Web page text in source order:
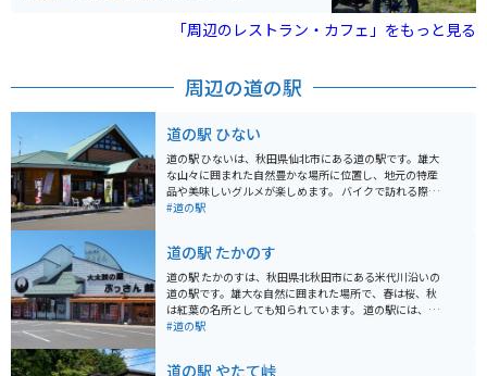
ーヒー休憩をとることができます。 自然を味わいなが
ら、まったりゆっくりとツーリングするには、とってお
体験などもおすすめです。また、長山街道から小岩井農
な桜並木が待ち受けています！夏の避暑もおすすめです
が、春のお花見と共にツーリングを楽しむこともできま
す！ 道中に整備されている駐車場はないため、休憩など
は『花工房らら倶楽部』様脇の駐車場をご利用いただく
のがおすすめです。（※お店を利用するお客様も利用し
ている駐車場ですので、混雑時は十分にご注意くださ
い。）交通量は多くありませんが、道路への駐停車はお
気を付けください。
「周辺のレストラン・カフェ」をもっと見る
周辺の道の駅
道の駅 ひない
道の駅 ひないは、秋田県仙北市にある道の駅です。雄大
な山々に囲まれた自然豊かな場所に位置し、地元の特産
品や美味しいグルメが楽しめます。 バイクで訪れる際
は、道の駅周辺のワインディングロードを楽しむのもお
の名産品としては、比内地鶏や稲庭うどんが有名です。
道の駅 ひないでは、これらの特産品を使った料理や、地
元で採れた新鮮な野菜を使った料理などを味わうことが
できます。また、お土産コーナーも充実しており、旅の
思い出にぴったりな一品が見つかるはずです。
#道の駅
道の駅 たかのす
道の駅 たかのすは、秋田県北秋田市にある米代川沿いの
道の駅です。雄大な自然に囲まれた場所で、春は桜、秋
は紅葉の名所としても知られています。 道の駅には、地
元の新鮮な野菜や山菜、特産品などを販売する直売所が
#道の駅
道の駅 やたて峠